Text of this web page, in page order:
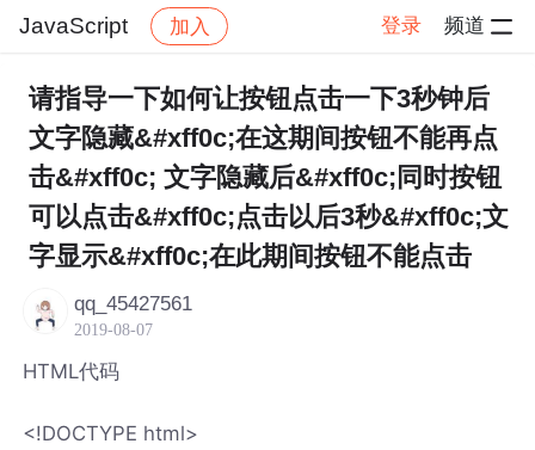
JavaScript 加入 登录 频道
社区 JavaScript 帖子详情
请指导一下如何让按钮点击一下3秒钟后
文字隐藏&#xff0c;在这期间按钮不能再点
击&#xff0c; 文字隐藏后&#xff0c;同时按钮
可以点击&#xff0c;点击以后3秒&#xff0c;文
字显示&#xff0c;在此期间按钮不能点击
qq_45427561
2019-08-07
HTML代码
<!DOCTYPE html>